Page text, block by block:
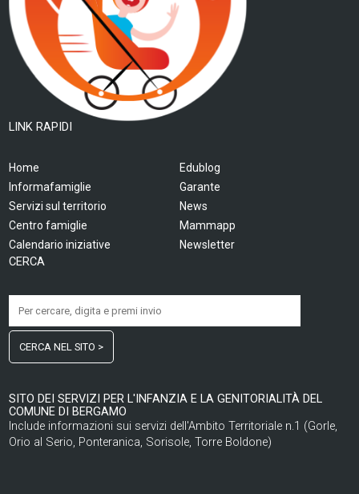
LINK RAPIDI
Home
Informafamiglie
Servizi sul territorio
Centro famiglie
Calendario iniziative
Edublog
Garante
News
Mammapp
Newsletter
CERCA
CERCA NEL SITO >
SITO DEI SERVIZI PER L'INFANZIA E LA GENITORIALITÀ DEL
COMUNE DI BERGAMO
Include informazioni sui servizi dell'Ambito Territoriale n.1 (Gorle,
Orio al Serio, Ponteranica, Sorisole, Torre Boldone)